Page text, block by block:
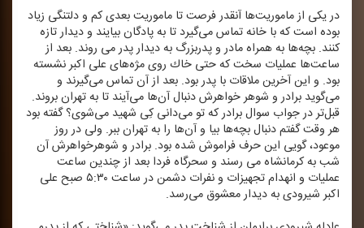
در یكی از ماموریت‌ها آنقدر فرصت تا ماموریت بعدی كم و دلتنگی زیاد
بوده است كه با خانه تماس می‌گیرد تا به پادگان بیایند و دیدار تازه
كنند. بچه‌ها به همراه مادر و پدربزرگ به دیدار پدر می‌ روند. بعد از
ساعت‌ها عملیات سخت كه حتی خاك روی مژه‌های علی‌ اكبر نشسته
بود. و این آخرین ملاقات با پدر بود. بعد از آن تماس می‌‌گیرند و
می‌گوید برادر و شوهر خواهرش دنبال آن‌ها می‌آیند تا به تهران بروند.
قبل‌تر در جواب سوال برادر كه تو می‌دانی كِی شهید می‌شوی؟ گفته بود
هر وقت گفتم دنبال بچه‌ها بیا و آن‌ها را به تهران ببر. ولی در روز
موعود، گویی این حرف فراموش شده بود. برادر و شوهرخواهرش آن
شب به كرمانشاه می‌‌ ‌رسند و سحرگاه فردا بعد از چندین ساعت
عملیات و انهدام تجهیزات و نفرات دشمن در ساعت ۵:۳۰ صبح علی
اكبر شیرودی به دیدار معشوق می‌‌رسد.